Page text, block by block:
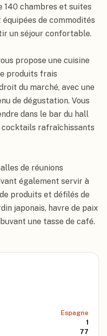
140 chambres et suites
de commodités
un séjour confortable.
propose une cuisine
produits frais
du marché, avec une
de dégustation. Vous
dans le bar du hall
cocktails rafraîchissants
de réunions
également servir à
produits et défilés de
japonais, havre de paix
une tasse de café.
Espagne
1
77